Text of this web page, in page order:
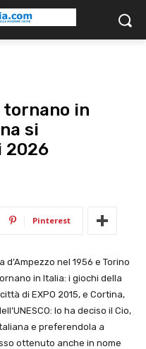
in
si
2026
Pinterest
d’Ampezzo nel 1956 e Torino
in Italia: i giochi della
di EXPO 2015, e Cortina,
lo ha deciso il Cio,
e preferendola a
ottenuto anche in nome